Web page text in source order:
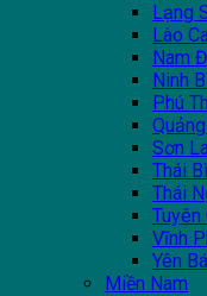
Lạng
Lào
Nam
Ninh
Phú
Sơn
Thái
Thái
Tuyên
Vĩnh
Yên
Miền Nam